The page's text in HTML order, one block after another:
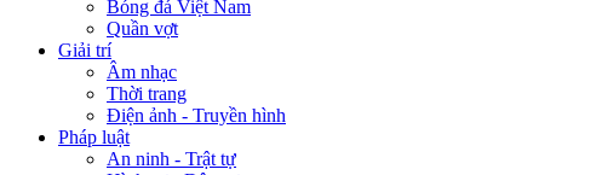
Bóng đá Việt Nam
Quần vợt
Giải trí
Âm nhạc
Thời trang
Điện ảnh - Truyền hình
Pháp luật
An ninh - Trật tự